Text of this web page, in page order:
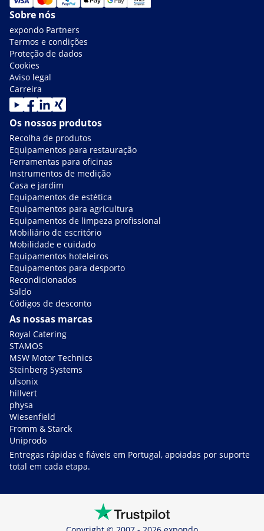
Sobre nós
expondo Partners
Termos e condições
Proteção de dados
Cookies
Aviso legal
Carreira
Os nossos produtos
Recolha de produtos
Equipamentos para restauração
Ferramentas para oficinas
Instrumentos de medição
Casa e jardim
Equipamentos de estética
Equipamentos para agricultura
Equipamentos de limpeza profissional
Mobiliário de escritório
Mobilidade e cuidado
Equipamentos hoteleiros
Equipamentos para desporto
Recondicionados
Saldo
Códigos de desconto
As nossas marcas
Royal Catering
STAMOS
MSW Motor Technics
Steinberg Systems
ulsonix
hillvert
physa
Wiesenfield
Fromm & Starck
Uniprodo
Entregas rápidas e fiáveis em Portugal, apoiadas por suporte
total em cada etapa.